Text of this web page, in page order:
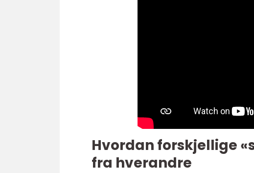
Hvordan forskjellige
fra hverandre